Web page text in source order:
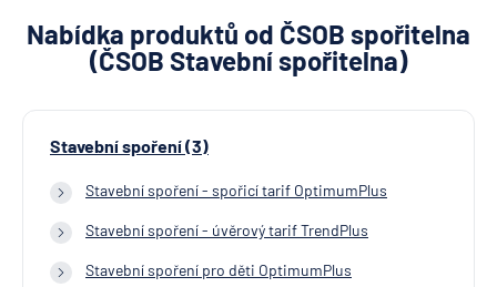
Nabídka produktů od ČSOB spořitelna
(ČSOB Stavební spořitelna)
Stavební spoření (3)
Stavební spoření - spořicí tarif OptimumPlus
Stavební spoření - úvěrový tarif TrendPlus
Stavební spoření pro děti OptimumPlus